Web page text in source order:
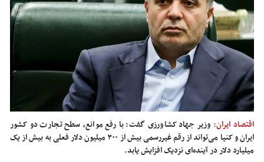
اقتصاد ایران: وزیر جهاد کشاورزی گفت: با رفع موانع، سطح تجارت دو کشور
ایران و کنیا می‌تواند از رقم غیررسمی بیش از ۳۰۰ میلیون دلار فعلی به بیش از یک
میلیارد دلار در آینده‌ای نزدیک افزایش یابد.